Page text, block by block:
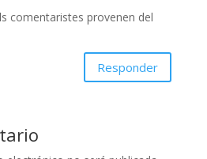
comentaristes provenen del
Responder